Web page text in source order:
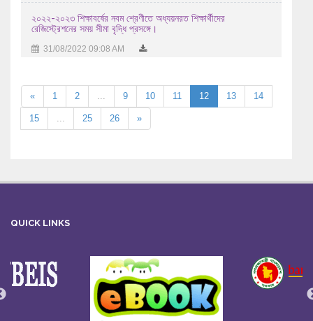
২০২২-২০২৩ শিক্ষাবর্ষের নবম শ্রেণীতে অধ্যয়নরত শিক্ষার্থীদের
রেজিস্ট্রেশনের সময় সীমা বৃদ্ধি প্রসঙ্গে।
31/08/2022 09:08 AM
« 1 2 9 10 11 12 13 14
15 25 26 »
QUICK LINKS